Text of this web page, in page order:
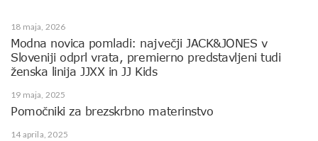
18 maja, 2026
Modna novica pomladi: največji JACK&JONES v
Sloveniji odprl vrata, premierno predstavljeni tudi
ženska linija JJXX in JJ Kids
19 maja, 2025
Pomočniki za brezskrbno materinstvo
14 aprila, 2025